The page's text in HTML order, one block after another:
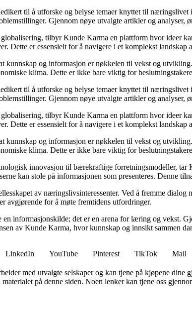
til å utforske og belyse temaer knyttet til
Gjennom nøye utvalgte artikler og analyser,
tilbyr Kunde Karma en plattform hvor ideer
Dette er essensielt for å navigere i et komplekst
kunnskap og informasjon er nøkkelen til vekst og
klima. Dette er ikke bare viktig for
til å utforske og belyse temaer knyttet til
Gjennom nøye utvalgte artikler og analyser,
tilbyr Kunde Karma en plattform hvor ideer
Dette er essensielt for å navigere i et komplekst
kunnskap og informasjon er nøkkelen til vekst og
klima. Dette er ikke bare viktig for
innovasjon til bærekraftige forretningsmodeller,
kan stole på informasjonen som presenteres. Denne
av næringslivsinteressenter. Ved å fremme
avgjørende for å møte fremtidens utfordringer.
informasjonskilde; det er en arena for læring og vekst.
av Kunde Karma, hvor kunnskap og innsikt sammen
LinkedIn YouTube Pinterest TikTok Mail
med utvalgte selskaper og kan tjene på kjøpene dine
på denne siden. Noen lenker kan tjene oss